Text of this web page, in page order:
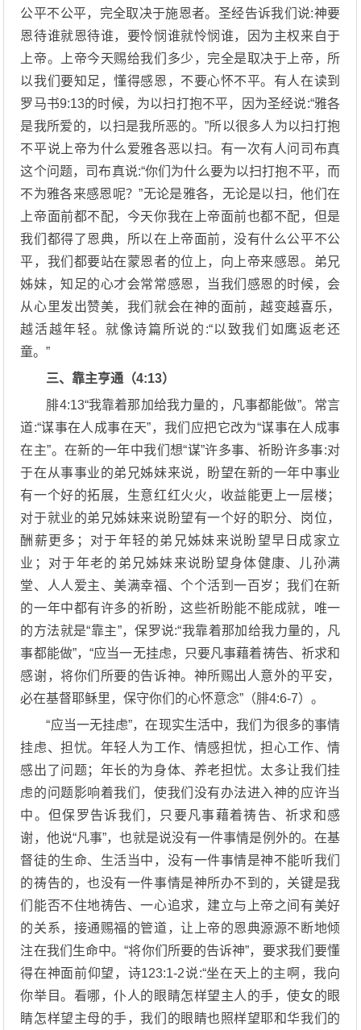
公平不公平，完全取决于施恩者。圣经告诉我们说:神要
恩待谁就恩待谁，要怜悯谁就怜悯谁，因为主权来自于
上帝。上帝今天赐给我们多少，完全是取决于上帝，所
以我们要知足，懂得感恩，不要心怀不平。有人在读到
罗马书9:13的时候，为以扫打抱不平，因为圣经说:“雅各
是我所爱的，以扫是我所恶的。”所以很多人为以扫打抱
不平说上帝为什么爱雅各恶以扫。有一次有人问司布真
这个问题，司布真说:“你们为什么要为以扫打抱不平，而
不为雅各来感恩呢？”无论是雅各，无论是以扫，他们在
上帝面前都不配，今天你我在上帝面前也都不配，但是
我们都得了恩典，所以在上帝面前，没有什么公平不公
平，我们都要站在蒙恩者的位上，向上帝来感恩。弟兄
姊妹，知足的心才会常常感恩，当我们感恩的时候，会
从心里发出赞美，我们就会在神的面前，越变越喜乐，
越活越年轻。就像诗篇所说的:“以致我们如鹰返老还
童。”
三、靠主亨通（4:13）
腓4:13“我靠着那加给我力量的，凡事都能做”。常言
道:“谋事在人成事在天”，我们应把它改为“谋事在人成事
在主”。在新的一年中我们想“谋”许多事、祈盼许多事:对
于在从事事业的弟兄姊妹来说，盼望在新的一年中事业
有一个好的拓展，生意红红火火，收益能更上一层楼；
对于就业的弟兄姊妹来说盼望有一个好的职分、岗位，
酬薪更多；对于年轻的弟兄姊妹来说盼望早日成家立
业；对于年老的弟兄姊妹来说盼望身体健康、儿孙满
堂、人人爱主、美满幸福、个个活到一百岁；我们在新
的一年中都有许多的祈盼，这些祈盼能不能成就，唯一
的方法就是“靠主”，保罗说:“我靠着那加给我力量的，凡
事都能做”，“应当一无挂虑，只要凡事藉着祷告、祈求和
感谢，将你们所要的告诉神。神所赐出人意外的平安，
必在基督耶稣里，保守你们的心怀意念”（腓4:6-7）。
“应当一无挂虑”，在现实生活中，我们为很多的事情
挂虑、担忧。年轻人为工作、情感担忧，担心工作、情
感出了问题；年长的为身体、养老担忧。太多让我们挂
虑的问题影响着我们，使我们没有办法进入神的应许当
中。但保罗告诉我们，只要凡事藉着祷告、祈求和感
谢，他说“凡事”，也就是说没有一件事情是例外的。在基
督徒的生命、生活当中，没有一件事情是神不能听我们
的祷告的，也没有一件事情是神所办不到的，关键是我
们能否不住地祷告、一心追求，建立与上帝之间有美好
的关系，接通赐福的管道，让上帝的恩典源源不断地倾
注在我们生命中。“将你们所要的告诉神”，要求我们要懂
得在神面前仰望，诗123:1-2说:“坐在天上的主啊，我向
你举目。看哪，仆人的眼睛怎样望主人的手，使女的眼
睛怎样望主母的手，我们的眼睛也照样望耶和华我们的